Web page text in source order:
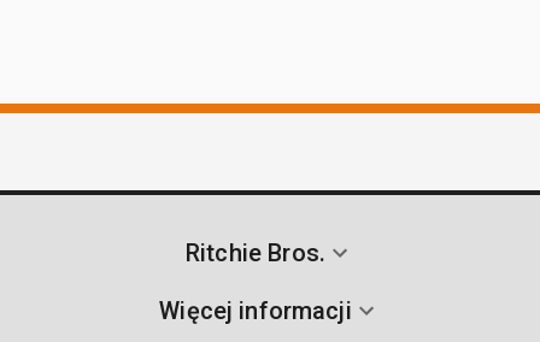
Ritchie Bros.
Więcej informacji